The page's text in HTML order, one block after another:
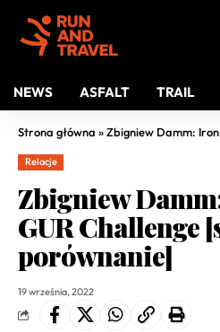
NEWS ASFALT TRAIL
Strona główna »Zbigniew Damm: Iron Run vs.
Relacje
Zbigniew
GUR Challenge
porównanie]
19 września, 2022